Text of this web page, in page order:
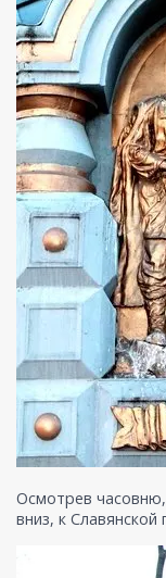
Осмотрев
вниз, к